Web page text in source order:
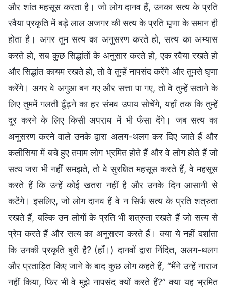
और शांत महसूस करता है। जो लोग दानव हैं, उनका सत्य के प्रति
रवैया प्रकृति में बड़े लाल अजगर की सत्य के प्रति घृणा के समान ही
होता है। अगर तुम सत्य का अनुसरण करते हो, सत्य का अभ्यास
करते हो, सब कुछ सिद्धांतों के अनुसार करते हो, एक रवैया रखते हो
और सिद्धांत कायम रखते हो, तो वे तुम्हें नापसंद करेंगे और तुमसे घृणा
करेंगे। अगर वे अगुआ बन गए और सत्ता पा गए, तो वे तुम्हें सताने के
लिए तुममें गलती ढूँढ़ने का हर संभव उपाय सोचेंगे, यहाँ तक कि तुम्हें
दूर करने के लिए किसी अपराध में भी फँसा देंगे। जब सत्य का
अनुसरण करने वाले उनके द्वारा अलग-थलग कर दिए जाते हैं और
कलीसिया में बचे हुए तमाम लोग भ्रमित होते हैं और वे लोग होते हैं जो
सत्य जरा भी नहीं समझते, तो वे सुरक्षित महसूस करते हैं, वे महसूस
करते हैं कि उन्हें कोई खतरा नहीं है और उनके दिन आसानी से
कटेंगे। इसलिए, जो लोग दानव हैं वे न सिर्फ सत्य के प्रति शत्रुता
रखते हैं, बल्कि उन लोगों के प्रति भी शत्रुता रखते हैं जो सत्य से
प्रेम करते हैं और सत्य का अनुसरण करते हैं। क्या ये नहीं दर्शाता
कि उनकी प्रकृति बुरी है? (हाँ।) दानवों द्वारा निंदित, अलग-थलग
और प्रताड़ित किए जाने के बाद कुछ लोग कहते हैं, “मैंने उन्हें नाराज
नहीं किया, फिर भी वे मुझे नापसंद क्यों करते हैं?” क्या यह भ्रमित